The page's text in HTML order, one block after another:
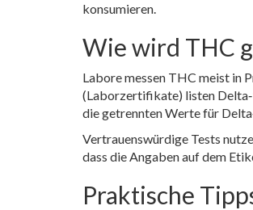
konsumieren.
Wie wird THC
Labore messen THC meist in
(Laborzertifikate) listen
die getrennten Werte für
Vertrauenswürdige Tests
dass die Angaben auf dem
Praktische